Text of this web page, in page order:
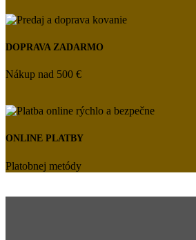
DOPRAVA ZADARMO
Nákup nad 500 €
ONLINE PLATBY
Platobnej metódy